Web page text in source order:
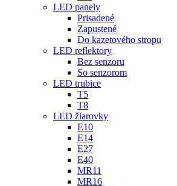
LED panely
Prisadené
Zapustené
Do kazetového stropu
LED reflektory
Bez senzoru
So senzorom
LED trubice
T5
T8
LED žiarovky
E10
E14
E27
E40
MR11
MR16